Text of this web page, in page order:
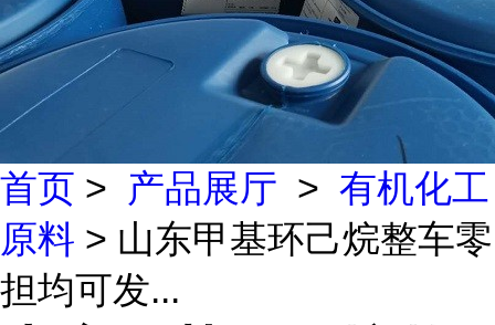
首页 > 产品展厅 > 有机化工
原料 > 山东甲基环己烷整车零
担均可发...